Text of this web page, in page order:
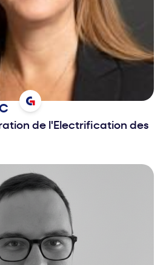
de l'Electrification des